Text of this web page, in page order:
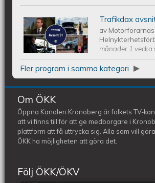
Trafikdax - Avsnitt 51
Trafikdax
av Motorförarnas
månader 1 vecka
Fler program i samma kategori
Om ÖKK
Öppna Kanalen Kronoberg är folkets TV-
att vi finns till för att ge medborgare i
plattform att få uttrycka sig. Alla som vill
ÖKK ha möjligheten att göra det.
Följ ÖKK/ÖKV